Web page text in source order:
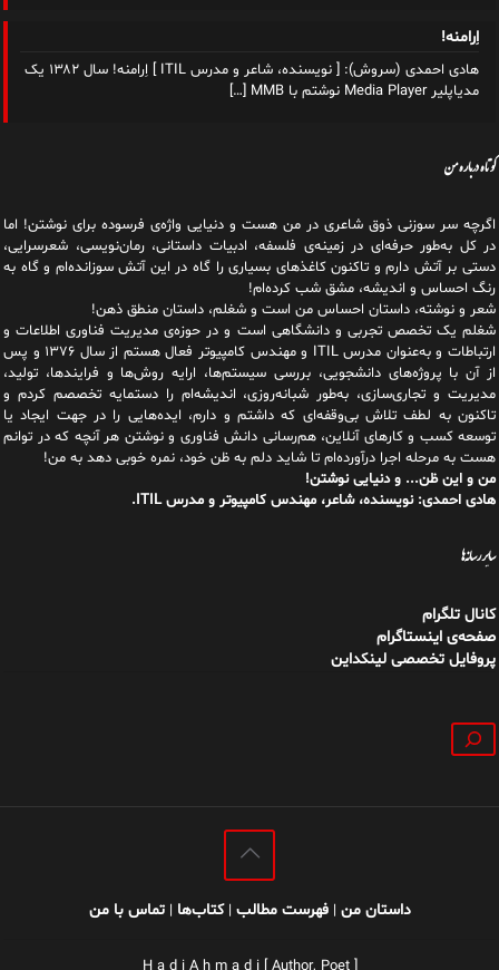
اِرامنه!
هادی احمدی (سروش): [ نویسنده، شاعر و مدرس ITIL ] اِرامنه! سال ۱۳۸۲ یک
مدیاپلیر Media Player نوشتم با MMB
[…]
کوتاه درباره من
اگرچه سر سوزنی ذوق شاعری در من هست و دنیایی واژه‌‌ی فرسوده برای نوشتن! اما
در کل به‌طور حرفه‌ای در زمینه‌ی فلسفه، ادبیات داستانی، رمان‌نویسی، شعرسرایی،
دستی بر آتش دارم و تاکنون کاغذهای بسیاری را گاه در این آتش سوزانده‌ام و گاه به
رنگ احساس و اندیشه، مشق شب کرده‌ام!
شعر و نوشته، داستان احساس من است و شغلم، داستان منطق ذهن!
شغلم یک تخصص تجربی و دانشگاهی است و در حوزه‌ی مدیریت فناوری اطلاعات و
ارتباطات و به‌عنوان مدرس ITIL و مهندس کامپیوتر فعال هستم از سال ۱۳۷۶ و پس
از آن با پروژه‌های دانشجویی، بررسی سیستم‌ها، ارایه روش‌ها و فرایندها، تولید،
مدیریت و تجاری‌سازی، به‌طور شبانه‌روزی، اندیشه‌ام را دستمایه تخصصم کردم و
تاکنون به لطف تلاش بی‌وقفه‌ای که داشتم و دارم، اید‌ه‌هایی را در جهت ایجاد یا
توسعه کسب و کارهای آنلاین، هم‌رسانی دانش فناوری و نوشتن هر آنچه که در توانم
هست به مرحله اجرا درآورده‌ام تا شاید دلم به ظن خود، نمره خوبی دهد به من!
من و این ظن... و دنیایی نوشتن!
هادی احمدی: نویسنده، شاعر، مهندس کامپیوتر و مدرس ITIL.
سایر رسانه‌ها
کانال تلگرام
صفحه‌ی اینستاگرام
پروفایل تخصصی لینکداین
جستجو
داستان من |فهرست مطالب |کتاب‌ها |تماس با من